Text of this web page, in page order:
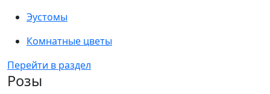
Эустомы
Комнатные цветы
Перейти в раздел
Розы